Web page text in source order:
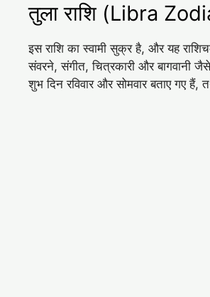
तुला राशि (Libra
इस राशि का स्वामी सुक्र है, और यह
संवरने, संगीत, चित्रकारी और बागवानी
शुभ दिन रविवार और सोमवार बताए गए